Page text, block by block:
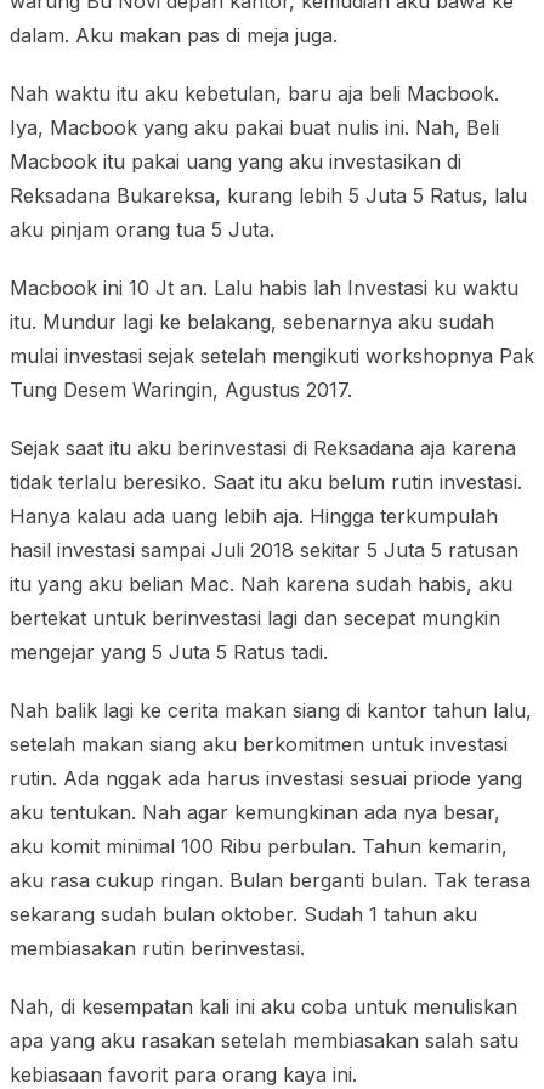
dalam. Aku makan pas di meja juga.
Nah waktu itu aku kebetulan, baru aja beli Macbook.
Iya, Macbook yang aku pakai buat nulis ini. Nah, Beli
Macbook itu pakai uang yang aku investasikan di
Reksadana Bukareksa, kurang lebih 5 Juta 5 Ratus, lalu
aku pinjam orang tua 5 Juta.
Macbook ini 10 Jt an. Lalu habis lah Investasi ku waktu
itu. Mundur lagi ke belakang, sebenarnya aku sudah
mulai investasi sejak setelah mengikuti workshopnya Pak
Tung Desem Waringin, Agustus 2017.
Sejak saat itu aku berinvestasi di Reksadana aja karena
tidak terlalu beresiko. Saat itu aku belum rutin investasi.
Hanya kalau ada uang lebih aja. Hingga terkumpulah
hasil investasi sampai Juli 2018 sekitar 5 Juta 5 ratusan
itu yang aku belian Mac. Nah karena sudah habis, aku
bertekat untuk berinvestasi lagi dan secepat mungkin
mengejar yang 5 Juta 5 Ratus tadi.
Nah balik lagi ke cerita makan siang di kantor tahun lalu,
setelah makan siang aku berkomitmen untuk investasi
rutin. Ada nggak ada harus investasi sesuai priode yang
aku tentukan. Nah agar kemungkinan ada nya besar,
aku komit minimal 100 Ribu perbulan. Tahun kemarin,
aku rasa cukup ringan. Bulan berganti bulan. Tak terasa
sekarang sudah bulan oktober. Sudah 1 tahun aku
membiasakan rutin berinvestasi.
Nah, di kesempatan kali ini aku coba untuk menuliskan
apa yang aku rasakan setelah membiasakan salah satu
kebiasaan favorit para orang kaya ini.